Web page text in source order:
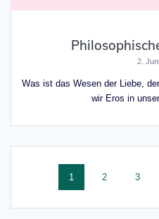
2.
Was ist das Wesen der Liebe,
wir Eros in
Seite
1 Seite
2 Seite
3